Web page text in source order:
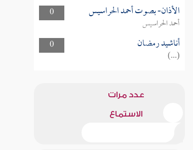
0
الأذان- بصوت أحمد الحراسيس
أحمد الحراسيس
0
أناشيد رمضان
(...)
عدد مرات
الاستماع